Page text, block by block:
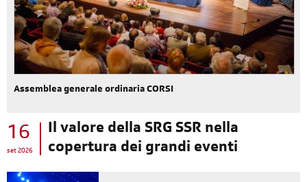
Assemblea generale ordinaria CORSI
16
set 2026
Il valore della SRG SSR nella
copertura dei grandi eventi